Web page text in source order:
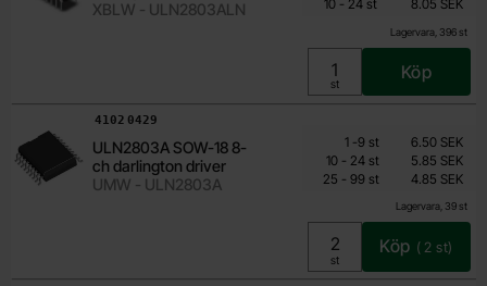
XBLW - ULN2803ALN
Lagervara, 396 st
Enhet:
st
Köp
10 - 24 st 8.05 SEK
ULN2803A SOW-18 8-
ch darlington driver
UMW - ULN2803A
Art. nr
4102 0429
Lagervara, 39 st
Från
4.20 SEK
Inklusive 25% moms
Enhet:
st
Köp ( 2 st)
Mängdrabatt
Pris /st
1 -till
9 st
6.50 SEK
10 - till
24 st
5.85 SEK
25 - till
99 st 4.85 SEK